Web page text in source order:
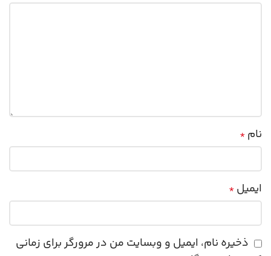
نام *
ایمیل *
ذخیره نام، ایمیل و وبسایت من در مرورگر برای زمانی